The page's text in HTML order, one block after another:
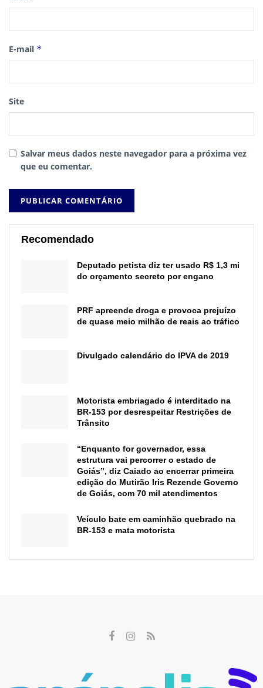
E-mail *
Site
Salvar meus dados neste navegador para a próxima vez
que eu comentar.
Recomendado
Deputado petista diz ter usado R$ 1,3 mi
do orçamento secreto por engano
PRF apreende droga e provoca prejuízo
de quase meio milhão de reais ao tráfico
Divulgado calendário do IPVA de 2019
Motorista embriagado é interditado na
BR-153 por desrespeitar Restrições de
Trânsito
“Enquanto for governador, essa
estrutura vai percorrer o estado de
Goiás”, diz Caiado ao encerrar primeira
edição do Mutirão Iris Rezende Governo
de Goiás, com 70 mil atendimentos
Veículo bate em caminhão quebrado na
BR-153 e mata motorista